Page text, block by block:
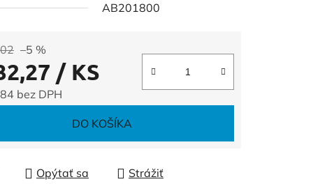
AB201800
–5 %
/ KS
bez DPH
DO KOŠÍKA
Opýtať sa
Strážiť